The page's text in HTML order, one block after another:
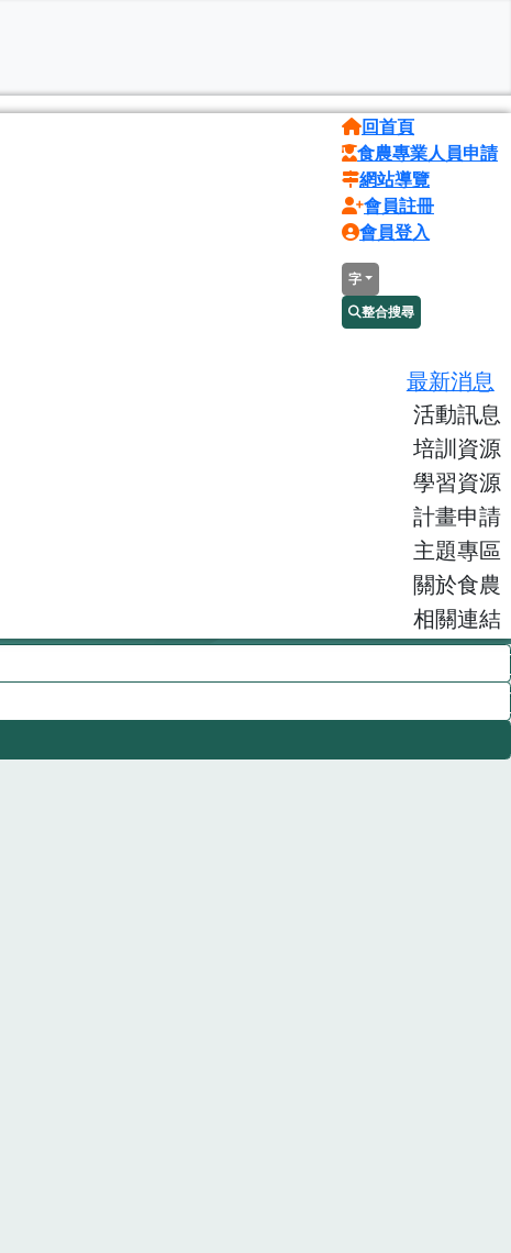
回首頁
食農專業人員申請
網站導覽
會員註冊
會員登入
字
整合搜尋
最新消息
活動訊息
培訓資源
學習資源
計畫申請
主題專區
關於食農
相關連結